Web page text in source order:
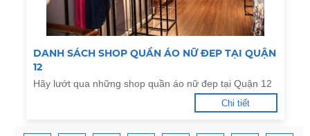
DANH SÁCH SHOP QUẦN ÁO NỮ ĐEP TẠI QUẬN
12
Hãy lướt qua những shop quần áo nữ đep tại Quận 12
Chi tiết